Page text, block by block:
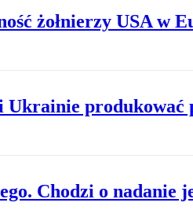
żołnierzy USA w
Ukrainie produkować
Chodzi o nadanie